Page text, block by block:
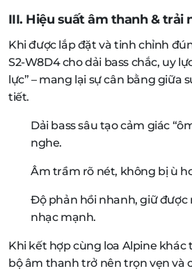
III. Hiệu suất âm thanh & trải
Khi được lắp đặt và tinh chỉnh
S2-W8D4 cho dải bass chắc, uy
lực” – mang lại sự cân bằng giữa
tiết.
Dải bass sâu tạo cảm giác
nghe.
Âm trầm rõ nét, không bị ù
Độ phản hồi nhanh, giữ được
nhạc mạnh.
Khi kết hợp cùng loa Alpine
bộ âm thanh trở nên trọn vẹn và